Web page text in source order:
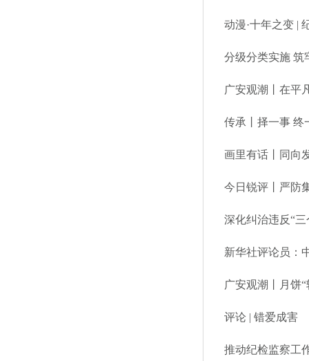
动漫·十年之变 |
分级分类实施 筑
广安观潮丨在平
传承丨择一事 终
画里有话丨同向
今日锐评丨严防
深化纠治违反“
新华社评论员：
广安观潮丨月饼
评论 | 错爱成害
推动纪检监察工